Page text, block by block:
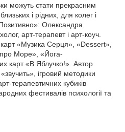
можуть стати прекрасним
і рідних, для колег і
Олександра
арт-терапевт і арт-коуч.
«Музика Серця», «Dessert»,
про Море», «Йога-
карт «В Яблучко!». Автор
ігровий методики
терапевтичних кубиків
фестивалів психології та